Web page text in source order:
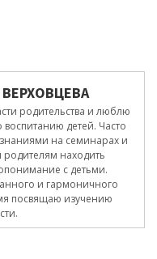
родительства и люблю
воспитанию детей. Часто
на семинарах и
родителям находить
с детьми.
и гармоничного
посвящаю изучению